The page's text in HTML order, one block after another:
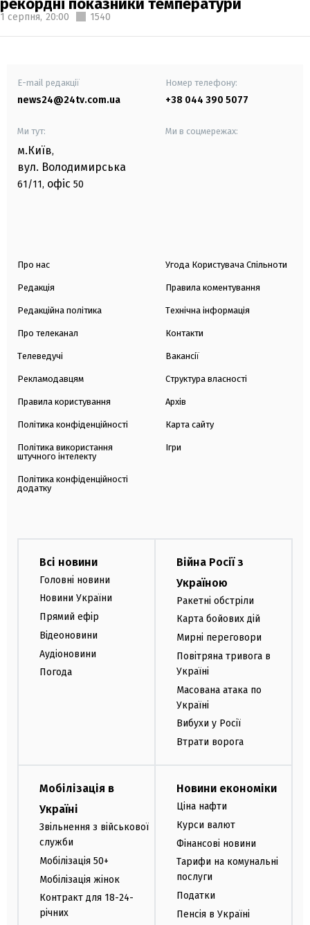
1 серпня, 20:00 1540
E-mail редакції
news24@24tv.com.ua
Номер телефону:
+38 044 390 5077
Ми тут:
м.Київ,
вул. Володимирська
61/11, офіс 50
Ми в соцмережах:
Про нас
Редакція
Редакційна політика
Про телеканал
Телеведучі
Рекламодавцям
Правила користування
Політика конфіденційності
Політика використання
штучного інтелекту
Політика конфіденційності
додатку
Угода Користувача Спільноти
Правила коментування
Технічна інформація
Контакти
Вакансії
Структура власності
Архів
Карта сайту
Ігри
Всі новини
Головні новини
Новини України
Прямий ефір
Відеоновини
Аудіоновини
Погода
Війна Росії з
Україною
Ракетні обстріли
Карта бойових дій
Мирні переговори
Повітряна тривога в
Україні
Масована атака по
Україні
Вибухи у Росії
Втрати ворога
Мобілізація в
Україні
Звільнення з військової
служби
Мобілізація 50+
Мобілізація жінок
Контракт для 18-24-
річних
Новини економіки
Ціна нафти
Курси валют
Фінансові новини
Тарифи на комунальні
послуги
Податки
Пенсія в Україні